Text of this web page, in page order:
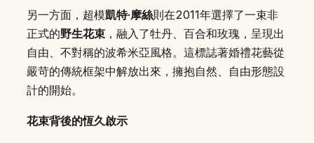
另一方面，超模凱特·摩絲則在2011年選擇了一束非
正式的野生花束 ，融入了牡丹、百合和玫瑰，呈現出
自由、不對稱的波希米亞風格。這標誌著婚禮花藝從
嚴苛的傳統框架中解放出來，擁抱自然、自由形態設
計的開始。
花束背後的恆久啟示